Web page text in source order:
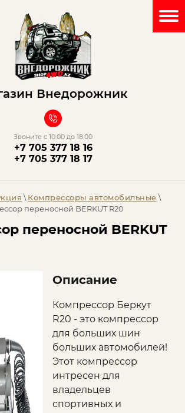
Внедорожник
Звоните с 10.00 до 18.00
+7 705 377 18 16
+7 705 377 18 17
\ Компрессоры автомобильные\
переносной BERKUT R20
переносной BERKUT
Описание
Компрессор Беркут
R20 - это компрессор
для больших шин
больших автомобилей!
Этот компрессор
интресен для
владельцев
спортивных и